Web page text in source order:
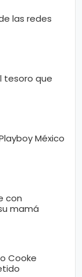
las redes
tesoro que
México
con
mamá
Cooke